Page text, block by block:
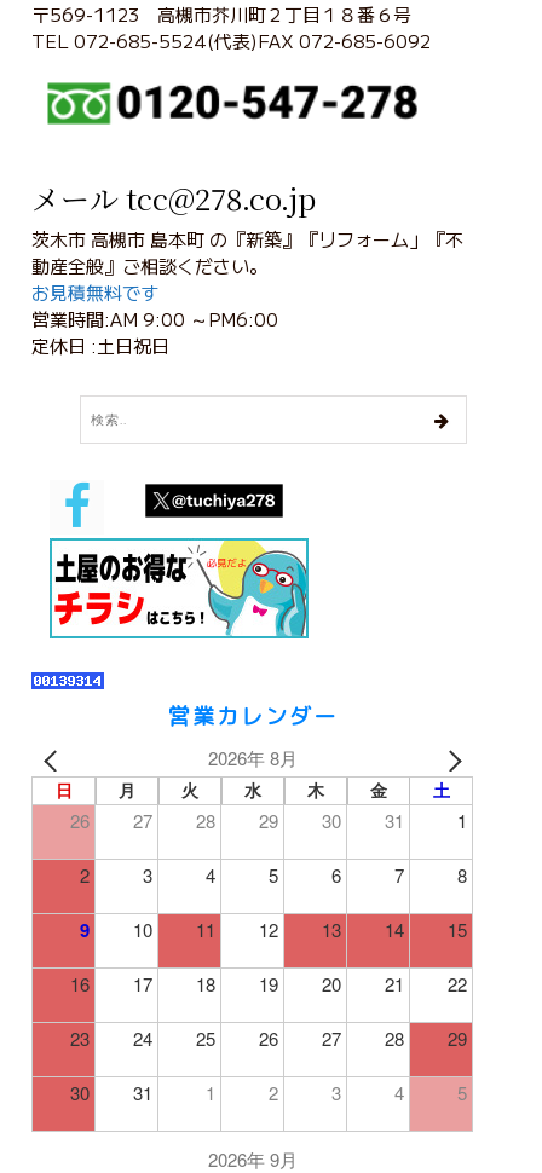
〒569-1123 高槻市芥川町２丁目１８番６号
TEL 072-685-5524(代表)FAX 072-685-6092
メール tcc@278.co.jp
茨木市 高槻市 島本町 の『新築』『リフォーム」『不
動産全般』ご相談ください。
お見積無料です
営業時間:AM 9:00 ～PM6:00
定休日 :土日祝日
営業カレンダー
2026年 8月
日 月 火 水 木 金 土
26 27 28 29 30 31 1
2 3 4 5 6 7 8
9 10 11 12 13 14 15
16 17 18 19 20 21 22
23 24 25 26 27 28 29
30 31 1 2 3 4 5
2026年 9月